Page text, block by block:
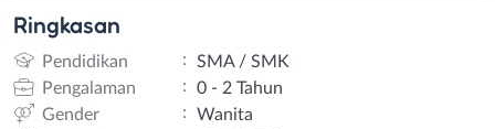
Ringkasan
Pendidikan :
SMA / SMK
Pengalaman
:
0 - 2 Tahun
Gender
:
Wanita